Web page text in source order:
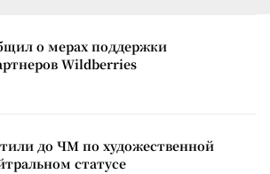
о мерах поддержки
Wildberries
до ЧМ по художественной
статусе